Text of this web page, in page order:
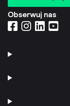
Obserwuj nas